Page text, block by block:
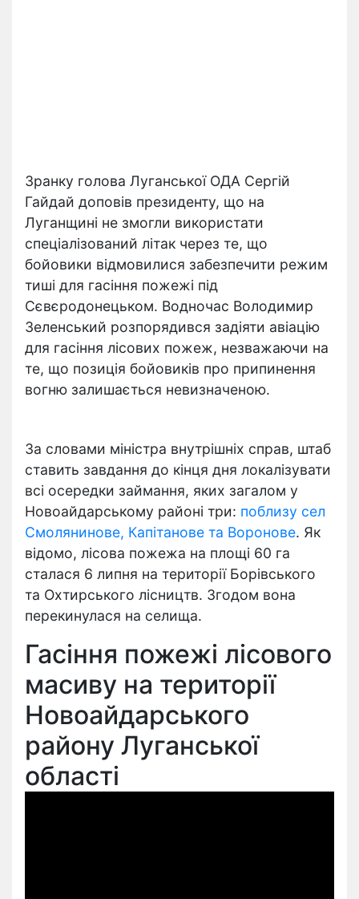
Зранку голова Луганської ОДА Сергій
Гайдай доповів президенту, що на
Луганщині не змогли використати
спеціалізований літак через те, що
бойовики відмовилися забезпечити режим
тиші для гасіння пожежі під
Сєвєродонецьком. Водночас Володимир
Зеленський розпорядився задіяти авіацію
для гасіння лісових пожеж, незважаючи на
те, що позиція бойовиків про припинення
вогню залишається невизначеною.
За словами міністра внутрішніх справ, штаб
ставить завдання до кінця дня локалізувати
всі осередки займання, яких загалом у
Новоайдарському районі три: поблизу сел
Смолянинове, Капітанове та Воронове. Як
відомо, лісова пожежа на площі 60 га
сталася 6 липня на території Борівського
та Охтирського лісництв. Згодом вона
перекинулася на селища.
Гасіння пожежі лісового
масиву на території
Новоайдарського
району Луганської
області